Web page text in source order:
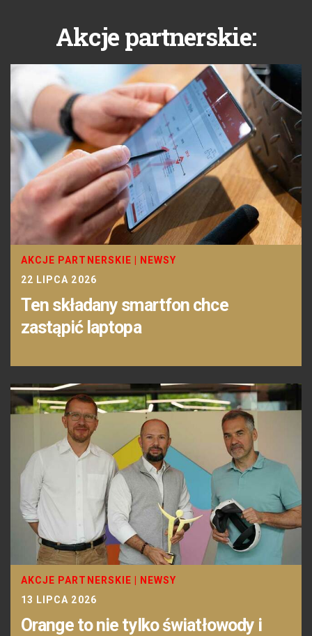
Akcje partnerskie:
AKCJE PARTNERSKIE
NEWSY
22 LIPCA 2026
Ten składany smartfon chce
zastąpić laptopa
AKCJE PARTNERSKIE | NEWSY
13 LIPCA 2026
Orange to nie tylko światłowody i